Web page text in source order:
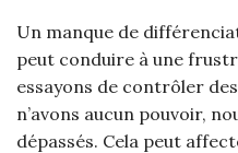
Un manque de
peut conduire à une
essayons de contrôler
n’avons aucun pouvoir,
dépassés. Cela peut